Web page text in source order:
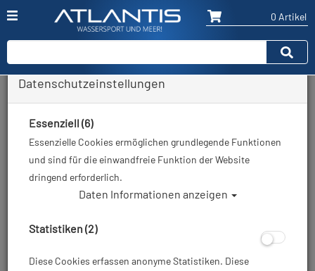
0 Artikel
Zurück
Datenschutzeinstellungen
Essenziell (6)
Essenzielle Cookies ermöglichen grundlegende Funktionen
und sind für die einwandfreie Funktion der Website
dringend erforderlich.
Daten Informationen anzeigen
Statistiken (2)
Diese Cookies erfassen anonyme Statistiken. Diese